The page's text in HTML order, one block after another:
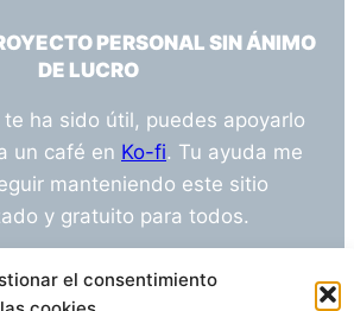
el consentimiento
PERSONAL SIN ÁNIMO
DE LUCRO
ha sido útil, puedes apoyarlo
un café en Ko-fi. Tu ayuda me
manteniendo este sitio
y gratuito para todos.
duda o sugerencia? Escríbeme